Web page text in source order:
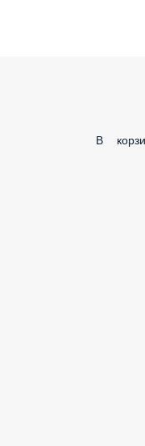
В